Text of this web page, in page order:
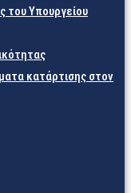
του Υπουργείου
κατάρτισης στον